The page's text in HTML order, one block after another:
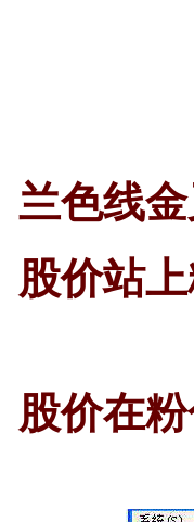
兰色线
股价站
股价在